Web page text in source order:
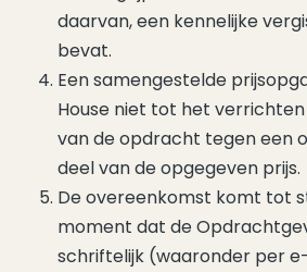
daarvan, een kennelijke
bevat.
Een samengestelde
House niet tot het
van de opdracht tegen een
deel van de opgegeven prijs.
De overeenkomst komt tot
moment dat de
schriftelijk (waaronder per